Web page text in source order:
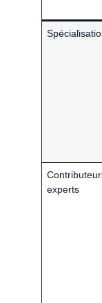
experts